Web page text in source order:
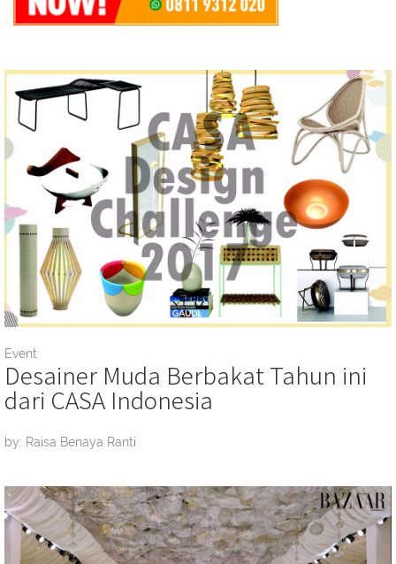
Event
Desainer Muda Berbakat Tahun ini
dari CASA Indonesia
by: Raisa Benaya Ranti